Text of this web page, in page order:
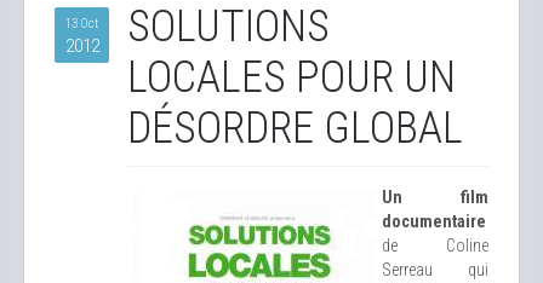
13 Oct
2012
SOLUTIONS
LOCALES POUR UN
DÉSORDRE GLOBAL
Un film
documentaire
de Coline
Serreau qui